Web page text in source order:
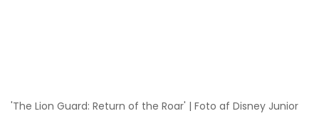
'The Lion Guard: Return of the Roar' | Foto af Disney Junior